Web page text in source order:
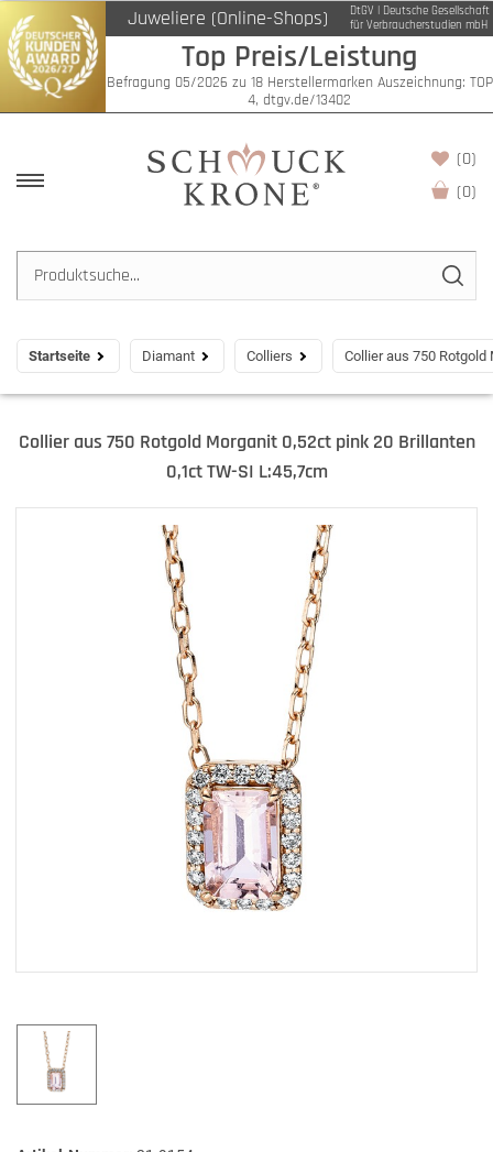
Juweliere (Online-Shops)
DtGV | Deutsche Gesellschaft
für Verbraucherstudien mbH
Top Preis/Leistung
Befragung 05/2026 zu 18 Herstellermarken Auszeichnung: TOP
4, dtgv.de/13402
(0)
(0)
Startseite Diamant Colliers Collier aus 750
Collier aus 750 Rotgold Morganit 0,52ct pink 20 Brillanten
0,1ct TW-SI L:45,7cm